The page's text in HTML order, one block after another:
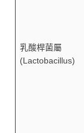
乳酸桿菌屬
(Lactobacillus)